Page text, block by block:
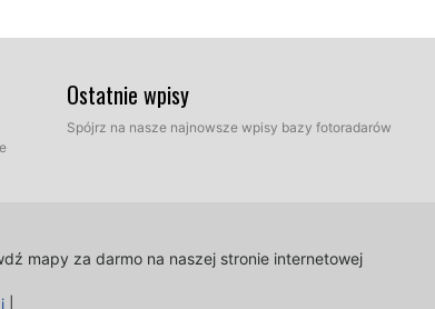
oraz tryb ręczny. Wybierz Express Mode.
Ostatnie wpisy
Spójrz na nasze najnowsze wpisy bazy fotoradarów
mapy za darmo na naszej stronie internetowej